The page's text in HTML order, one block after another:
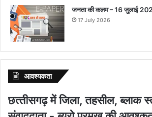
जनता की कलम – 16 जुलाई
17 July 2026
आवश्‍यकता
छत्‍तीसगढ़ में जिला, तहसील, ब्‍लाक